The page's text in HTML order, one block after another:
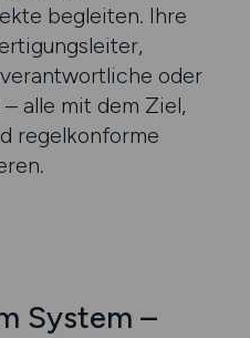
begleiten. Ihre
oder
alle mit dem Ziel,
regelkonforme
System –